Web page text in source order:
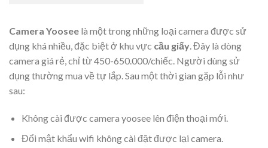
Camera Yoosee là một trong những loại camera được sử
dụng khá nhiều, đặc biệt ở khu vực cầu giấy. Đây là dòng
camera giá rẻ, chỉ từ 450-650.000/chiếc. Người dùng sử
dụng thường mua về tự lắp. Sau một thời gian gặp lỗi như
sau:
Không cài được camera yoosee lên điện thoại mới.
Đổi mật khẩu wifi không cài đặt được lại camera.